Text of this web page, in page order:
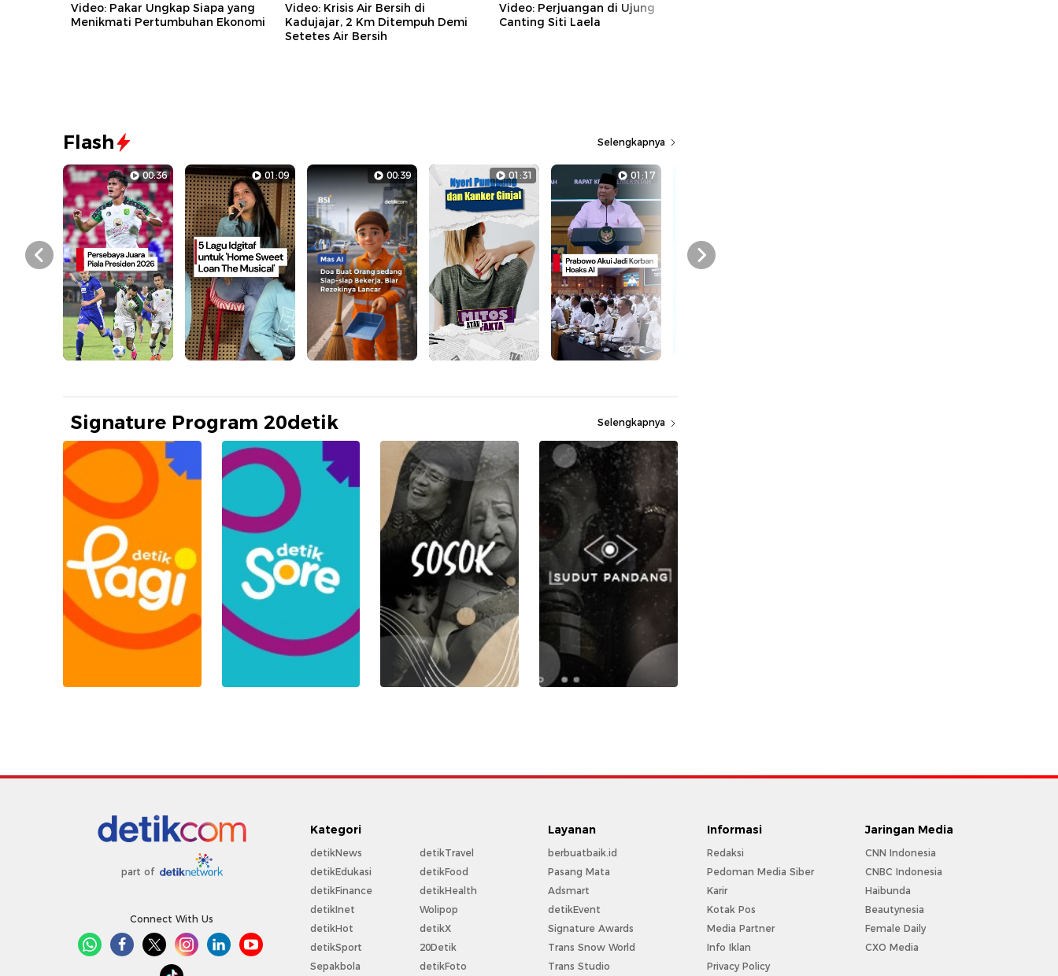
Video: Pakar Ungkap Siapa yang
Menikmati Pertumbuhan Ekonomi
Video: Krisis Air Bersih di
Kadujajar, 2 Km Ditempuh Demi
Setetes Air Bersih
Video: Perjuangan di Ujung
Canting Siti Laela
Flash Selengkapnya
00:36 01:09 00:39 01:31 01:17
Prev Next
Signature Program 20detik Selengkapnya
part of
Connect With Us
Kategori
detikNews
detikEdukasi
detikFinance
detikInet
detikHot
detikSport
Sepakbola
detikTravel
detikFood
detikHealth
Wolipop
detikX
20Detik
detikFoto
Layanan
berbuatbaik.id
Pasang Mata
Adsmart
detikEvent
Signature Awards
Trans Snow World
Trans Studio
Informasi
Redaksi
Pedoman Media Siber
Karir
Kotak Pos
Media Partner
Info Iklan
Privacy Policy
Jaringan Media
CNN Indonesia
CNBC Indonesia
Haibunda
Beautynesia
Female Daily
CXO Media